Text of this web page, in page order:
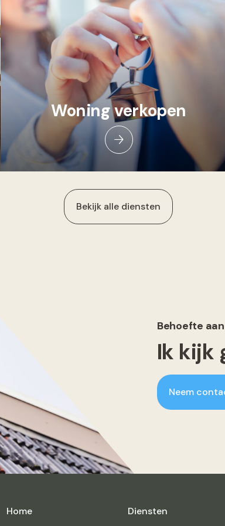
Woning verkopen
Bekijk alle diensten
Behoefte
Ik kijk
Neem
Home Diensten